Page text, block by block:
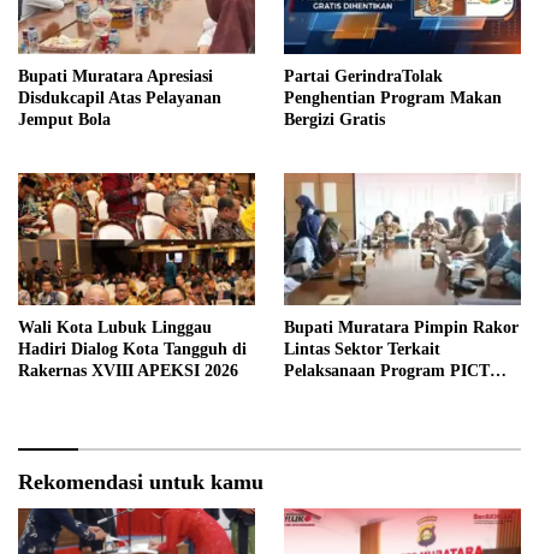
Bupati Muratara Apresiasi
Disdukcapil Atas Pelayanan
Jemput Bola
Partai GerindraTolak
Penghentian Program Makan
Bergizi Gratis
Wali Kota Lubuk Linggau
Hadiri Dialog Kota Tangguh di
Rakernas XVIII APEKSI 2026
Bupati Muratara Pimpin Rakor
Lintas Sektor Terkait
Pelaksanaan Program PICT
Rekomendasi untuk kamu